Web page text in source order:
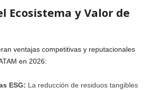
Ecosistema y Valor de
ventajas competitivas y reputacionales
en 2026:
ESG: La reducción de residuos tangibles